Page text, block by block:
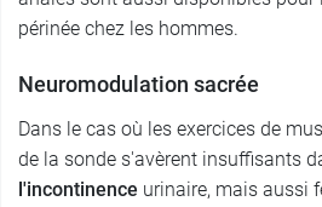
périnée chez les hommes.
Neuromodulation sacrée
Dans le cas où les exercices de
de la sonde s'avèrent insuffisants
l'incontinence urinaire, mais aussi